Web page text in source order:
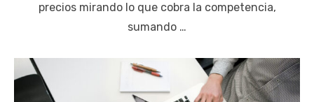
precios mirando lo que cobra la competencia,
sumando …